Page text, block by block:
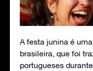
A festa junina é
brasileira, que foi
portugueses